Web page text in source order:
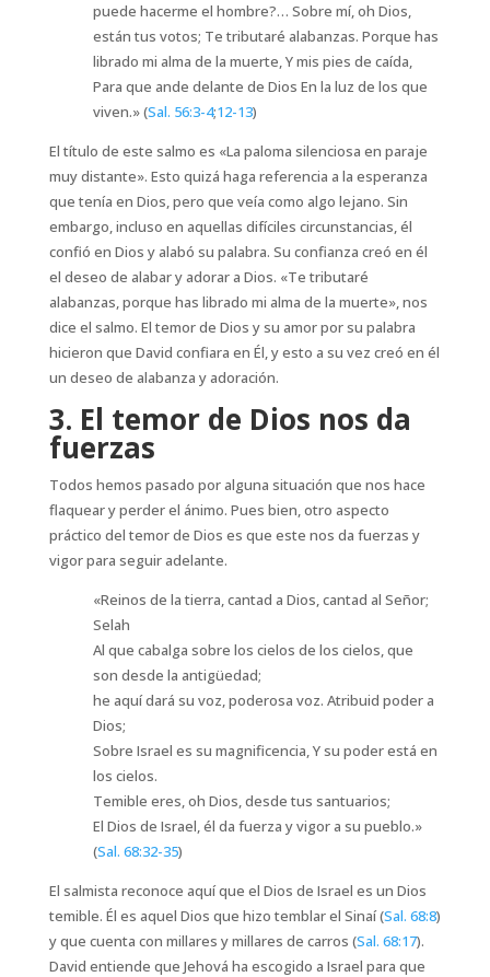
puede hacerme el hombre?… Sobre mí, oh Dios,
están tus votos; Te tributaré alabanzas. Porque has
librado mi alma de la muerte, Y mis pies de caída,
Para que ande delante de Dios En la luz de los que
viven.» (Sal. 56:3-4;12-13)
El título de este salmo es «La paloma silenciosa en paraje
muy distante». Esto quizá haga referencia a la esperanza
que tenía en Dios, pero que veía como algo lejano. Sin
embargo, incluso en aquellas difíciles circunstancias, él
confió en Dios y alabó su palabra. Su confianza creó en él
el deseo de alabar y adorar a Dios. «Te tributaré
alabanzas, porque has librado mi alma de la muerte», nos
dice el salmo. El temor de Dios y su amor por su palabra
hicieron que David confiara en Él, y esto a su vez creó en él
un deseo de alabanza y adoración.
3. El temor de Dios nos da
fuerzas
Todos hemos pasado por alguna situación que nos hace
flaquear y perder el ánimo. Pues bien, otro aspecto
práctico del temor de Dios es que este nos da fuerzas y
vigor para seguir adelante.
«Reinos de la tierra, cantad a Dios, cantad al Señor;
Selah
Al que cabalga sobre los cielos de los cielos, que
son desde la antigüedad;
he aquí dará su voz, poderosa voz. Atribuid poder a
Dios;
Sobre Israel es su magnificencia, Y su poder está en
los cielos.
Temible eres, oh Dios, desde tus santuarios;
El Dios de Israel, él da fuerza y vigor a su pueblo.»
(Sal. 68:32-35)
El salmista reconoce aquí que el Dios de Israel es un Dios
temible. Él es aquel Dios que hizo temblar el Sinaí (Sal. 68:8)
y que cuenta con millares y millares de carros (Sal. 68:17).
David entiende que Jehová ha escogido a Israel para que